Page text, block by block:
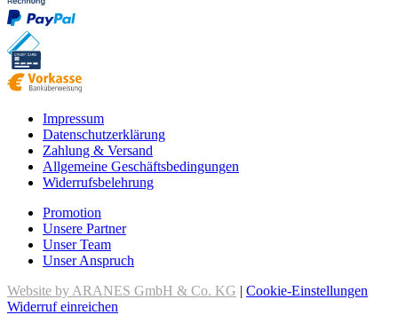
Impressum
Datenschutzerklärung
Zahlung & Versand
Allgemeine Geschäftsbedingungen
Widerrufsbelehrung
Promotion
Unsere Partner
Unser Team
Unser Anspruch
Website by ARANES GmbH & Co. KG | Cookie-Einstellungen
Widerruf einreichen